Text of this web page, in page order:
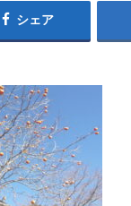
シェア